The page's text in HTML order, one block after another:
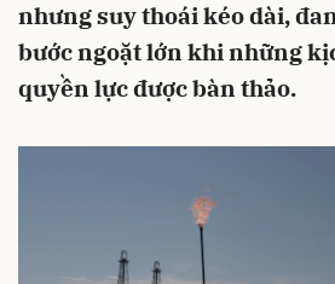
nhưng suy thoái kéo dài,
bước ngoặt lớn khi những
quyền lực được bàn thảo.